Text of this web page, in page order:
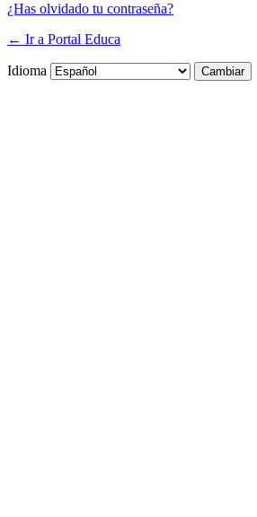
¿Has olvidado tu contraseña?
← Ir a Portal Educa
Idioma